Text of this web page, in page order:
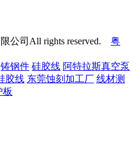
公司All rights reserved. 粤
铸钢件 硅胶线 阿特拉斯真空泵
胶线 东莞蚀刻加工厂 线材测
板